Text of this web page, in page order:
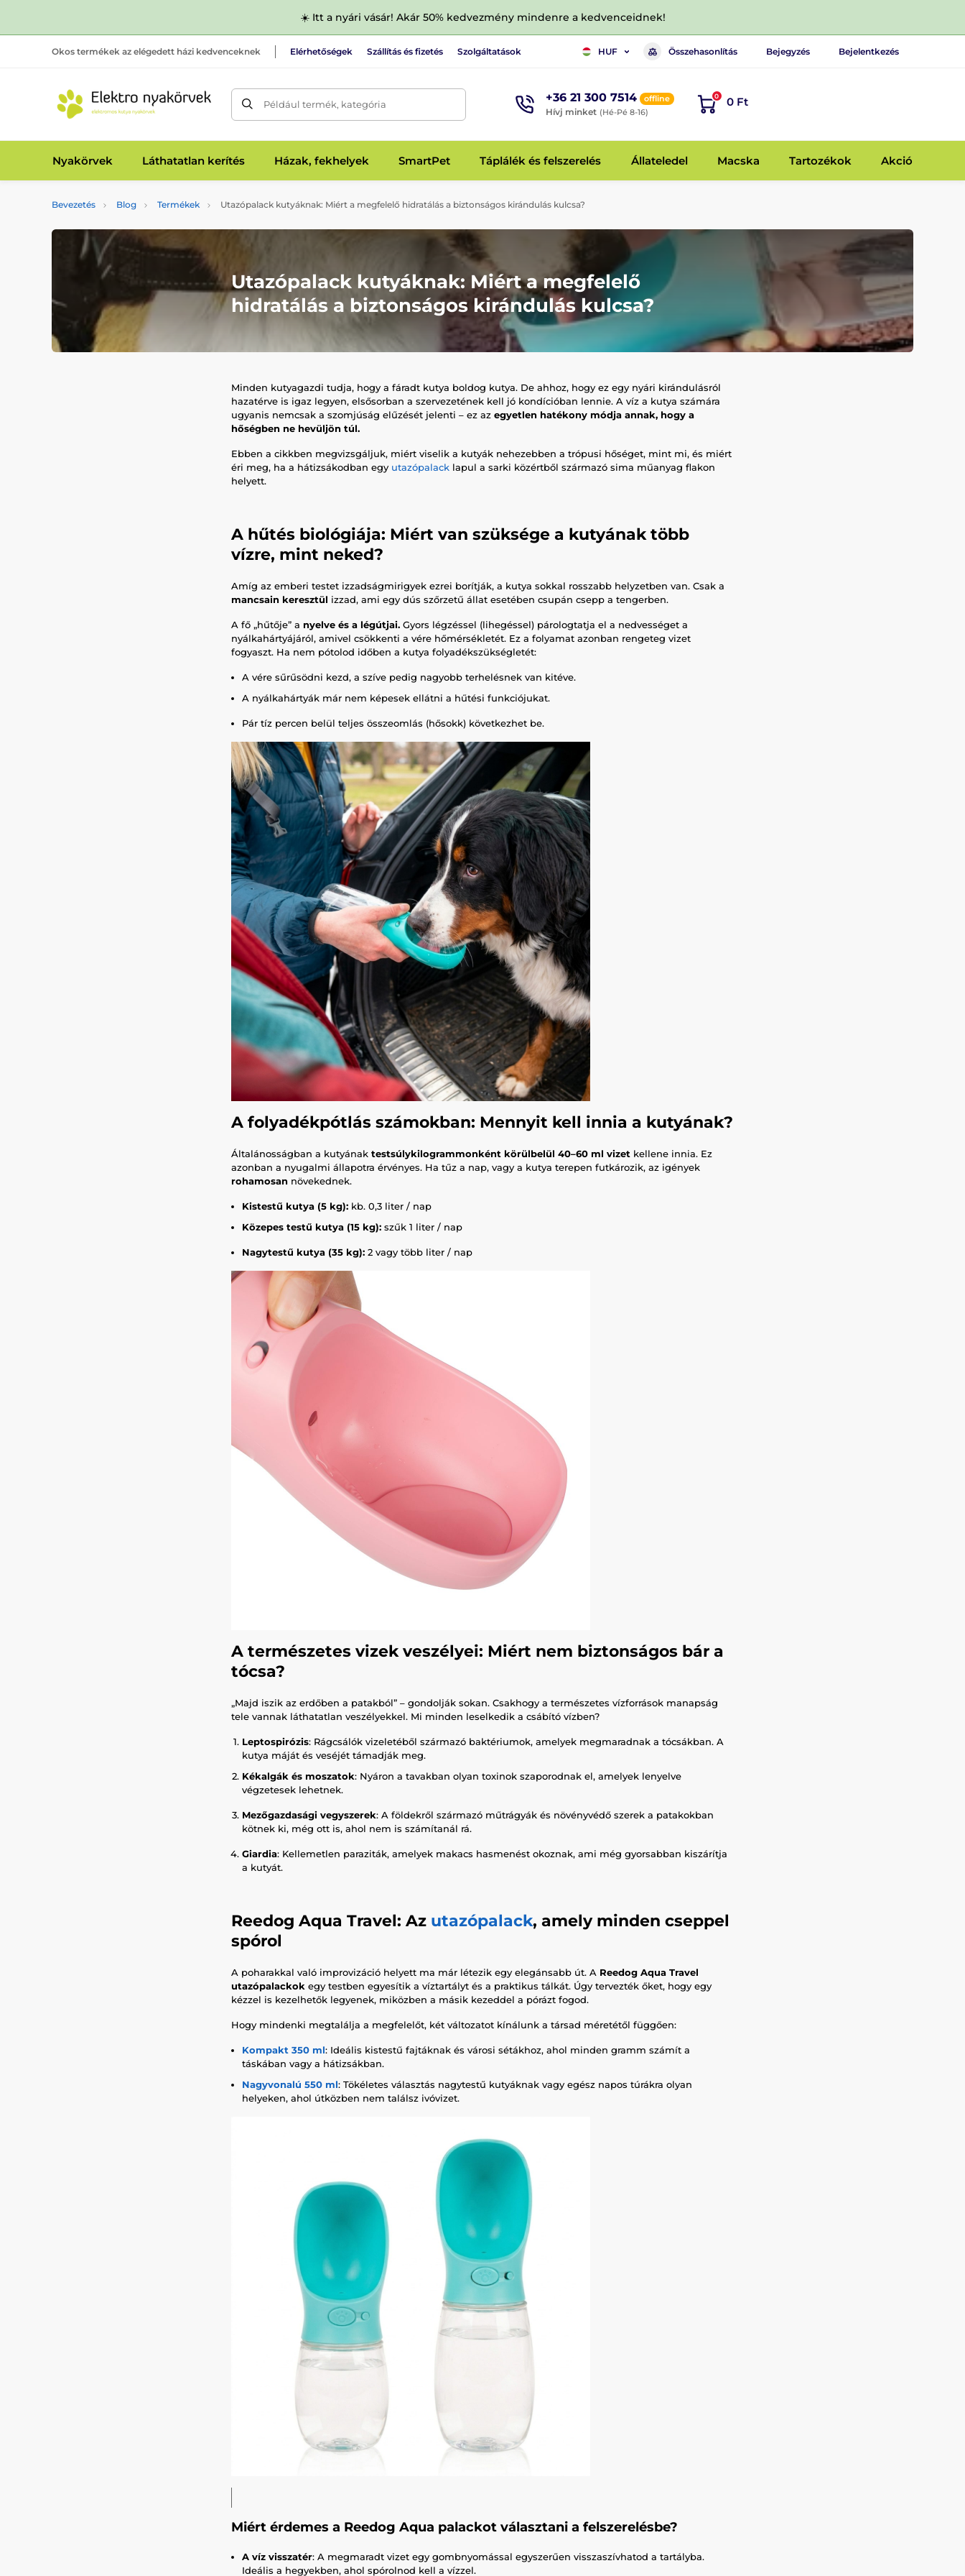
☀️ Itt a nyári vásár! Akár 50% kedvezmény mindenre a kedvenceidnek!
Okos termékek az elégedett házi kedvenceknek Elérhetőségek Szállítás és fizetés Szolgáltatások HUF Összehasonlítás Bejegyzés Bejelentkezés
Például termék, kategória +36 21 300 7514 offline
Hívj minket (Hé-Pé 8-16)
0 0 Ft
Nyakörvek Láthatatlan kerítés Házak, fekhelyek SmartPet Táplálék és felszerelés Állateledel Macska Tartozékok Akció
Bevezetés Blog Termékek Utazópalack kutyáknak: Miért a megfelelő hidratálás a biztonságos kirándulás kulcsa?
Utazópalack kutyáknak: Miért a megfelelő
hidratálás a biztonságos kirándulás kulcsa?
Minden kutyagazdi tudja, hogy a fáradt kutya boldog kutya. De ahhoz, hogy ez egy nyári kirándulásról
hazatérve is igaz legyen, elsősorban a szervezetének kell jó kondícióban lennie. A víz a kutya számára
ugyanis nemcsak a szomjúság elűzését jelenti – ez az egyetlen hatékony módja annak, hogy a
hőségben ne hevüljön túl.
Ebben a cikkben megvizsgáljuk, miért viselik a kutyák nehezebben a trópusi hőséget, mint mi, és miért
éri meg, ha a hátizsákodban egy utazópalack lapul a sarki közértből származó sima műanyag flakon
helyett.
A hűtés biológiája: Miért van szüksége a kutyának több
vízre, mint neked?
Amíg az emberi testet izzadságmirigyek ezrei borítják, a kutya sokkal rosszabb helyzetben van. Csak a
mancsain keresztül izzad, ami egy dús szőrzetű állat esetében csupán csepp a tengerben.
A fő „hűtője” a nyelve és a légútjai. Gyors légzéssel (lihegéssel) párologtatja el a nedvességet a
nyálkahártyájáról, amivel csökkenti a vére hőmérsékletét. Ez a folyamat azonban rengeteg vizet
fogyaszt. Ha nem pótolod időben a kutya folyadékszükségletét:
A vére sűrűsödni kezd, a szíve pedig nagyobb terhelésnek van kitéve.
A nyálkahártyák már nem képesek ellátni a hűtési funkciójukat.
Pár tíz percen belül teljes összeomlás (hősokk) következhet be.
A folyadékpótlás számokban: Mennyit kell innia a kutyának?
Általánosságban a kutyának testsúlykilogrammonként körülbelül 40–60 ml vizet kellene innia. Ez
azonban a nyugalmi állapotra érvényes. Ha tűz a nap, vagy a kutya terepen futkározik, az igények
rohamosan növekednek.
Kistestű kutya (5 kg): kb. 0,3 liter / nap
Közepes testű kutya (15 kg): szűk 1 liter / nap
Nagytestű kutya (35 kg): 2 vagy több liter / nap
A természetes vizek veszélyei: Miért nem biztonságos bár a
tócsa?
„Majd iszik az erdőben a patakból” – gondolják sokan. Csakhogy a természetes vízforrások manapság
tele vannak láthatatlan veszélyekkel. Mi minden leselkedik a csábító vízben?
Leptospirózis: Rágcsálók vizeletéből származó baktériumok, amelyek megmaradnak a tócsákban. A
kutya máját és veséjét támadják meg.
Kékalgák és moszatok: Nyáron a tavakban olyan toxinok szaporodnak el, amelyek lenyelve
végzetesek lehetnek.
Mezőgazdasági vegyszerek: A földekről származó műtrágyák és növényvédő szerek a patakokban
kötnek ki, még ott is, ahol nem is számítanál rá.
Giardia: Kellemetlen paraziták, amelyek makacs hasmenést okoznak, ami még gyorsabban kiszárítja
a kutyát.
Reedog Aqua Travel: Az utazópalack, amely minden cseppel
spórol
A poharakkal való improvizáció helyett ma már létezik egy elegánsabb út. A Reedog Aqua Travel
utazópalackok egy testben egyesítik a víztartályt és a praktikus tálkát. Úgy tervezték őket, hogy egy
kézzel is kezelhetők legyenek, miközben a másik kezeddel a pórázt fogod.
Hogy mindenki megtalálja a megfelelőt, két változatot kínálunk a társad méretétől függően:
Kompakt 350 ml: Ideális kistestű fajtáknak és városi sétákhoz, ahol minden gramm számít a
táskában vagy a hátizsákban.
Nagyvonalú 550 ml: Tökéletes választás nagytestű kutyáknak vagy egész napos túrákra olyan
helyeken, ahol útközben nem találsz ivóvizet.
Miért érdemes a Reedog Aqua palackot választani a felszerelésbe?
A víz visszatér: A megmaradt vizet egy gombnyomással egyszerűen visszaszívhatod a tartályba.
Ideális a hegyekben, ahol spórolnod kell a vízzel.